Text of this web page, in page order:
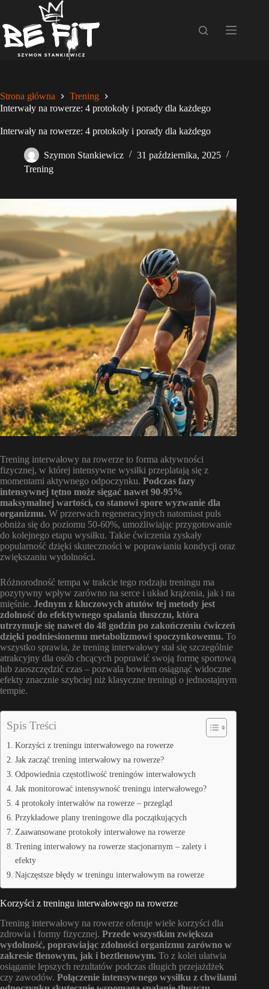
treści
Strona główna
Trening
Interwały na rowerze: 4 protokoły i porady dla każdego
Interwały na rowerze: 4 protokoły i porady dla każdego
Szymon Stankiewicz
31 października, 2025
Trening
Trening interwałowy na rowerze to forma aktywności
fizycznej, w której intensywne wysiłki przeplatają się z
momentami aktywnego odpoczynku. Podczas fazy
intensywnej tętno może sięgać nawet 90-95%
maksymalnej wartości, co stanowi spore wyzwanie dla
organizmu. W przerwach regeneracyjnych natomiast puls
obniża się do poziomu 50-60%, umożliwiając przygotowanie
do kolejnego etapu wysiłku. Takie ćwiczenia zyskały
popularność dzięki skuteczności w poprawianiu kondycji oraz
zwiększaniu wydolności.
Różnorodność tempa w trakcie tego rodzaju treningu ma
pozytywny wpływ zarówno na serce i układ krążenia, jak i na
mięśnie. Jednym z kluczowych atutów tej metody jest
zdolność do efektywnego spalania tłuszczu, która
utrzymuje się nawet do 48 godzin po zakończeniu ćwiczeń
dzięki podniesionemu metabolizmowi spoczynkowemu. To
wszystko sprawia, że trening interwałowy stał się szczególnie
atrakcyjny dla osób chcących poprawić swoją formę sportową
lub zaoszczędzić czas – pozwala bowiem osiągnąć widoczne
efekty znacznie szybciej niż klasyczne treningi o jednostajnym
tempie.
Spis Treści
Korzyści z treningu interwałowego na rowerze
Jak zacząć trening interwałowy na rowerze?
Odpowiednia częstotliwość treningów interwałowych
Jak monitorować intensywność treningu interwałowego?
4 protokoły interwałów na rowerze – przegląd
Przykładowe plany treningowe dla początkujących
Zaawansowane protokoły interwałowe na rowerze
Trening interwałowy na rowerze stacjonarnym – zalety i
efekty
Najczęstsze błędy w treningu interwałowym na rowerze
Korzyści z treningu interwałowego na rowerze
Trening interwałowy na rowerze oferuje wiele korzyści dla
zdrowia i formy fizycznej. Przede wszystkim zwiększa
wydolność, poprawiając zdolności organizmu zarówno w
zakresie tlenowym, jak i beztlenowym. To z kolei ułatwia
osiąganie lepszych rezultatów podczas długich przejażdżek
czy zawodów. Połączenie intensywnego wysiłku z chwilami